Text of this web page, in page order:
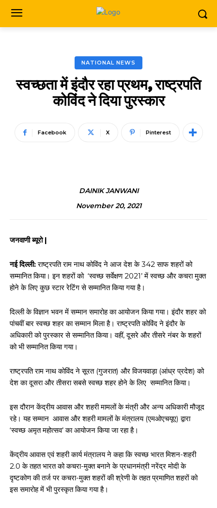
NATIONAL NEWS
स्वच्छता में इंदौर रहा प्रथम, राष्ट्रपति
कोविंद ने दिया पुरस्कार
Facebook X Pinterest
DAINIK JANWANI
November 20, 2021
जनवाणी ब्यूरो |
नई दिल्ली:राष्ट्रपति राम नाथ कोविंद ने आज देश के 342 साफ शहरों को
सम्मानित किया। इन शहरों को ‘स्वच्छ सर्वेक्षण 2021’ में स्वच्छ और कचरा मुक्त
होने के लिए कुछ स्टार रेटिंग से सम्मानित किया गया है।
दिल्ली के विज्ञान भवन में सम्मान समारोह का आयोजन किया गया। इंदौर शहर को
पांचवीं बार स्वच्छ शहर का सम्मान मिला है। राष्ट्रपति कोविंद ने इंदौर के
अधिकारी को पुरस्कार से सम्मानित किया। वहीं, दूसरे और तीसरे नंबर के शहरों
को भी सम्मानित किया गया।
राष्ट्रपति राम नाथ कोविंद ने सूरत (गुजरात) और विजयवाड़ा (आंध्र प्रदेश) को
देश का दूसरा और तीसरा सबसे स्वच्छ शहर होने के लिए सम्मानित किया।
इस दौरान केंद्रीय आवास और शहरी मामलों के मंत्री और अन्य अधिकारी मौजूद
रहे। यह सम्मान आवास और शहरी मामलों के मंत्रालय (एमओएचयूए) द्वारा
‘स्वच्छ अमृत महोत्सव’ का आयोजन किया जा रहा है।
केंद्रीय आवास एवं शहरी कार्य मंत्रालय ने कहा कि स्वच्छ भारत मिशन-शहरी
2.0 के तहत भारत को कचरा-मुक्त बनाने के प्रधानमंत्री नरेंद्र मोदी के
दृष्टकोण की तर्ज पर कचरा-मुक्त शहरों की श्रेणी के तहत प्रमाणित शहरों को
इस समारोह में भी पुरस्कृत किया गया है।